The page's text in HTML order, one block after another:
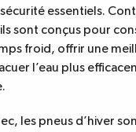
essentiels.
sont conçus pour
froid, offrir une
l’eau plus
les pneus d’hiver